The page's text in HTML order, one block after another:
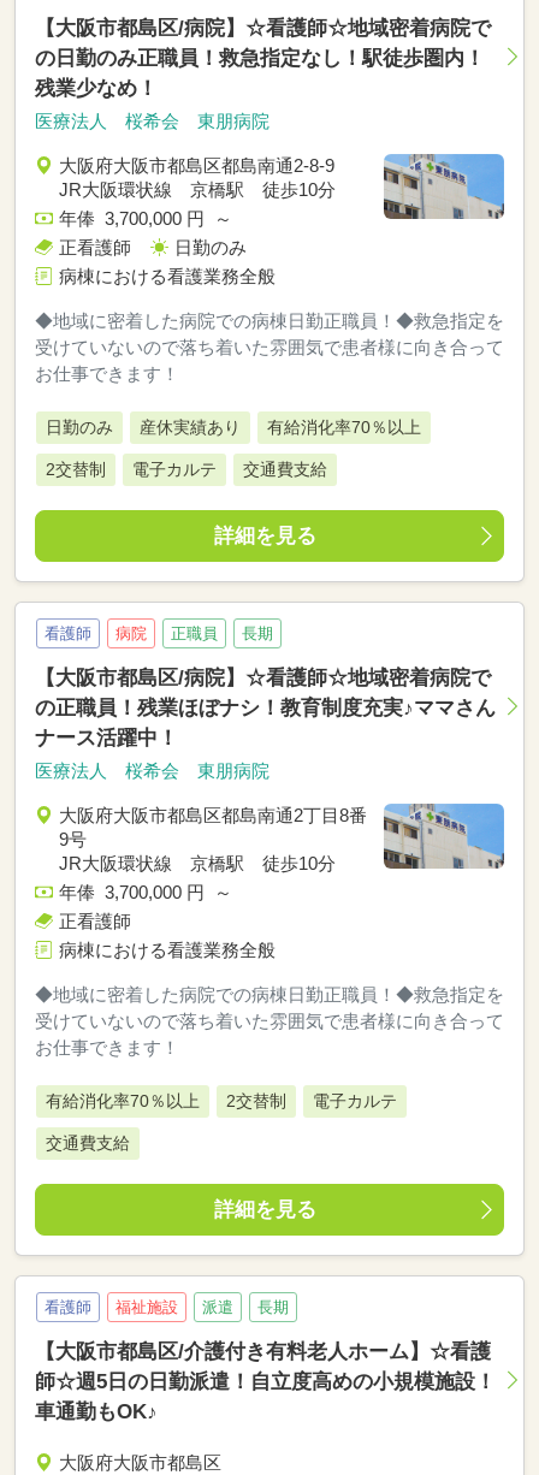
【大阪市都島区/病院】☆看護師☆地域密着病院で
の日勤のみ正職員！救急指定なし！駅徒歩圏内！
残業少なめ！
医療法人 桜希会 東朋病院
大阪府大阪市都島区都島南通2-8-9
JR大阪環状線 京橋駅 徒歩10分
年俸 3,700,000 円 ～
正看護師
日勤のみ
病棟における看護業務全般
◆地域に密着した病院での病棟日勤正職員！◆救急指定を
受けていないので落ち着いた雰囲気で患者様に向き合って
お仕事できます！
日勤のみ 産休実績あり 有給消化率70％以上
2交替制 電子カルテ 交通費支給
詳細を見る
看護師 病院 正職員 長期
【大阪市都島区/病院】☆看護師☆地域密着病院で
の正職員！残業ほぼナシ！教育制度充実♪ママさん
ナース活躍中！
医療法人 桜希会 東朋病院
大阪府大阪市都島区都島南通2丁目8番
9号
JR大阪環状線 京橋駅 徒歩10分
年俸 3,700,000 円 ～
正看護師
病棟における看護業務全般
◆地域に密着した病院での病棟日勤正職員！◆救急指定を
受けていないので落ち着いた雰囲気で患者様に向き合って
お仕事できます！
有給消化率70％以上 2交替制 電子カルテ
交通費支給
詳細を見る
看護師 福祉施設 派遣 長期
【大阪市都島区/介護付き有料老人ホーム】☆看護
師☆週5日の日勤派遣！自立度高めの小規模施設！
車通勤もOK♪
大阪府大阪市都島区